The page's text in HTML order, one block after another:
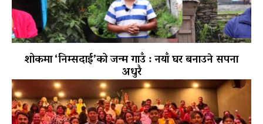
शोकमा ‘निम्सदाई’को जन्म गाउँ : नयाँ घर बनाउने सपना
अधुरै